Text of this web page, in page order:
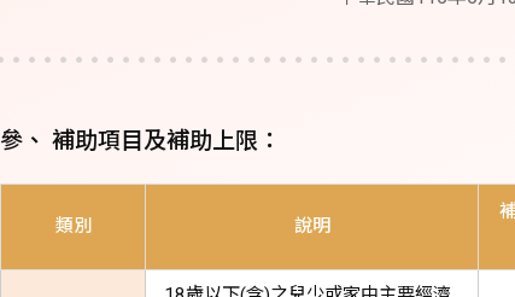
參、 補助項目及補助上限：
類別 說明